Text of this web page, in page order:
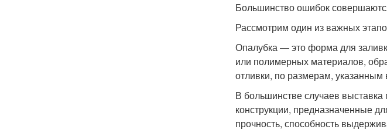
Большинство ошибок
Рассмотрим один из важных
Опалубка — это форма для
или полимерных материалов,
отливки, по размерам,
В большинстве случаев
конструкции, предназначенные
прочность, способность